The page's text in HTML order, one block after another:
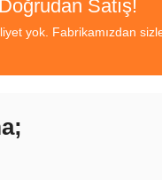
Satış!
yok. Fabrikamızdan